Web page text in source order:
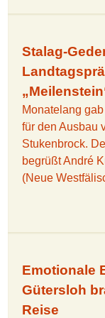
Stalag-
Monatelang
für den Ausbau
Stukenbrock.
begrüßt André
(Neue
Emotionale
Gütersloh
Reise